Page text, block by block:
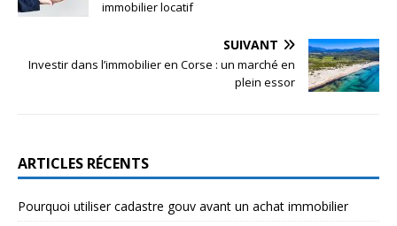
immobilier locatif
SUIVANT
Investir dans l’immobilier en Corse : un marché en
plein essor
ARTICLES RÉCENTS
Pourquoi utiliser cadastre gouv avant un achat immobilier